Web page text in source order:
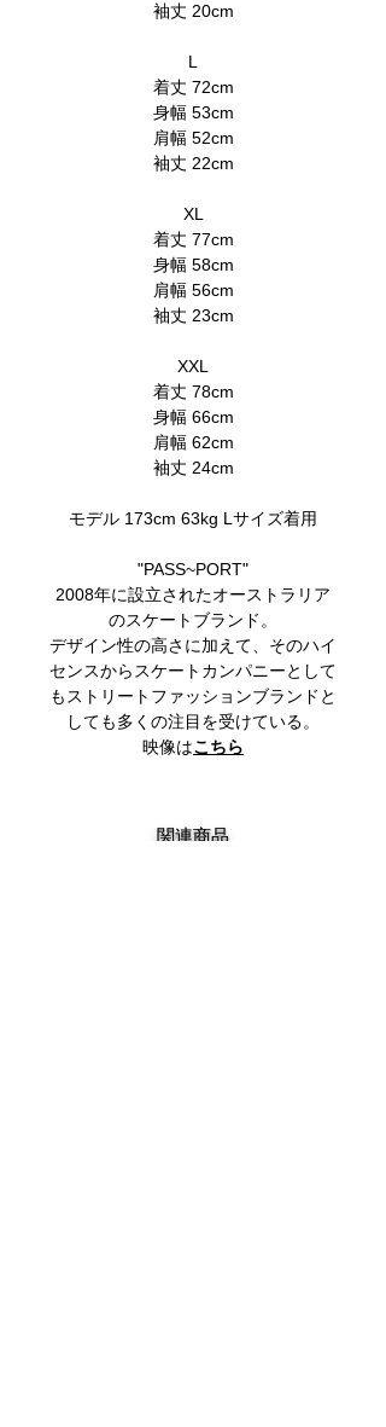
袖丈 20cm
L
着丈 72cm
身幅 53cm
肩幅 52cm
袖丈 22cm
XL
着丈 77cm
身幅 58cm
肩幅 56cm
袖丈 23cm
XXL
着丈 78cm
身幅 66cm
肩幅 62cm
袖丈 24cm
モデル 173cm 63kg Lサイズ着用
"PASS~PORT"
2008年に設立されたオーストラリア
のスケートブランド。
デザイン性の高さに加えて、そのハイ
センスからスケートカンパニーとして
もストリートファッションブランドと
しても多くの注目を受けている。
映像はこちら
関連商品